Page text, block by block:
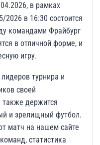
в рамках
2026 в 16:30 состоится
командами Фрайбург
в отличной форме, и
игру.
турнира и
своей
также держится
и зрелищный футбол.
матч на нашем сайте
статистика